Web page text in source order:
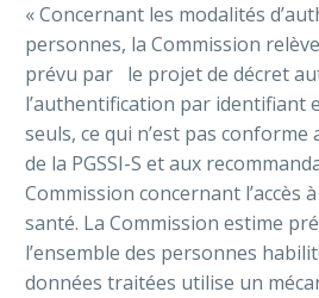
« Concernant les modalités
personnes, la Commission
prévu par le projet de décret
l’authentification par identifiant
seuls, ce qui n’est pas
de la PGSSI-S et aux
Commission concernant l’accès
santé. La Commission estime
l’ensemble des personnes
données traitées utilise un